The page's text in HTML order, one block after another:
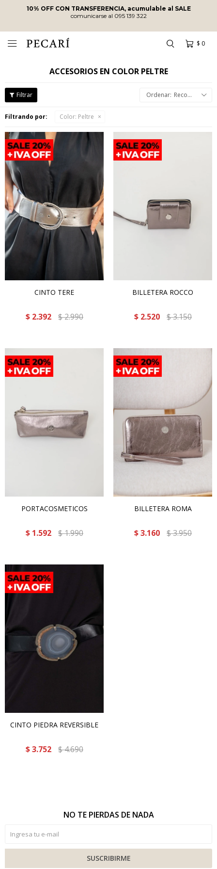
10% OFF CON TRANSFERENCIA, acumulable al SALE
comunicarse al 095 139 322
$ 0

ACCESORIOS EN COLOR PELTRE
Recomendados
Filtrando por: Color: Peltre
CINTO TERE
$ 2.392 $2.990
BILLETERA ROCCO
$ 2.520 $3.150
PORTACOSMETICOS
$ 1.592 $1.990
BILLETERA ROMA
$ 3.160 $3.950
CINTO PIEDRA REVERSIBLE
$ 3.752 $4.690
NO TE PIERDAS DE NADA
SUSCRIBIRME